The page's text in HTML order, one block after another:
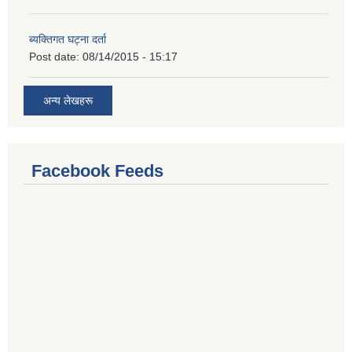
ब्यक्तिगत घट्ना दर्ता
Post date: 08/14/2015 - 15:17
अन्य लेखहरू
Facebook Feeds